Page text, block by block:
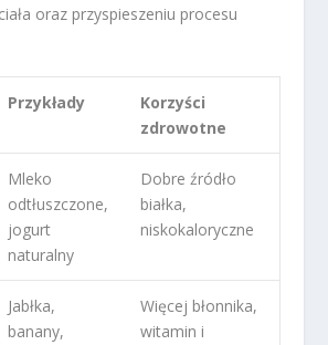
oraz przyspieszeniu procesu
Przykłady
Korzyści
zdrowotne
Mleko
odtłuszczone,
jogurt
naturalny
Dobre źródło
białka,
niskokaloryczne
Jabłka,
banany,
Więcej błonnika,
witamin i